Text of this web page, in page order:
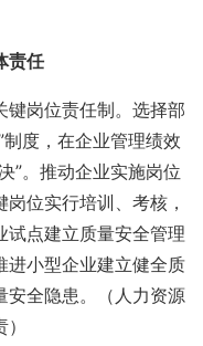
责任
岗位责任制。选择部
度，在企业管理绩效
”。推动企业实施岗位
位实行培训、考核，
试点建立质量安全管理
进小型企业建立健全质
安全隐患。（人力资源